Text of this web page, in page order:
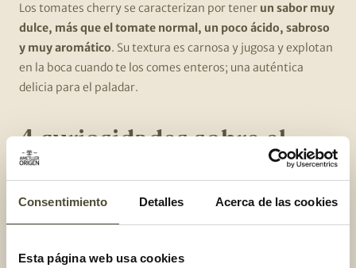
Consentimiento Detalles Acerca de las cookies
Esta página web usa cookies
Los tomates cherry se caracterizan por tener un sabor muy
dulce, más que el tomate normal, un poco ácido, sabroso
y muy aromático. Su textura es carnosa y jugosa y explotan
en la boca cuando te los comes enteros; una auténtica
delicia para el paladar.
4 curiosidades sobre el
tomate cherry
Esta variedad de tomaterecibe este nombre por su
parecido con una cereza(cherry, en inglés).
En sus inicios, la tomatera se utilizaba como planta